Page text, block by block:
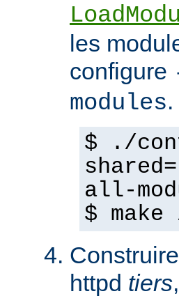
les
configure
modules.
$ ./
all-
$
httpd tiers